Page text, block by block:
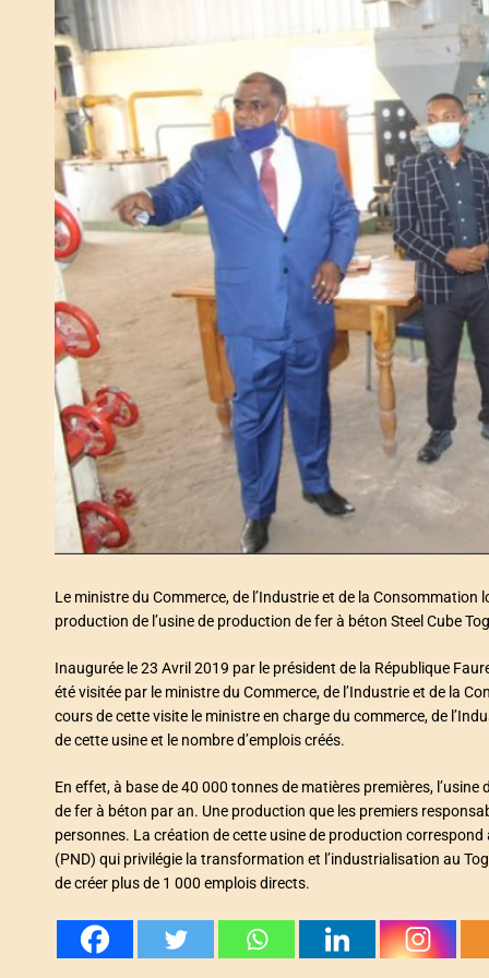
Le ministre du Commerce, de l’Industrie et de la
production de l’usine de production de fer à béton Steel Cube
Inaugurée le 23 Avril 2019 par le président de la République
été visitée par le ministre du Commerce, de l’Industrie et de la
cours de cette visite le ministre en charge du commerce, de
de cette usine et le nombre d’emplois créés.
En effet, à base de 40 000 tonnes de matières premières,
de fer à béton par an. Une production que les premiers
personnes. La création de cette usine de production
(PND) qui privilégie la transformation et l’industrialisation au
de créer plus de 1 000 emplois directs.